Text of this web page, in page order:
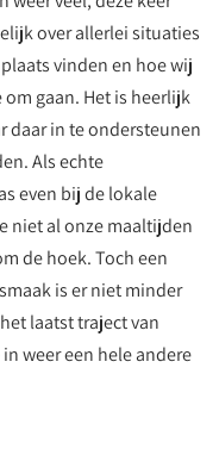
over allerlei situaties
vinden en hoe wij
om gaan. Het is heerlijk
daar in te ondersteunen
Als echte
even bij de lokale
niet al onze maaltijden
de hoek. Toch een
is er niet minder
laatst traject van
weer een hele andere